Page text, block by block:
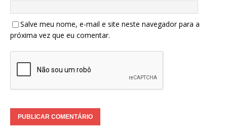
Salve meu nome, e-mail e site neste navegador para a
próxima vez que eu comentar.